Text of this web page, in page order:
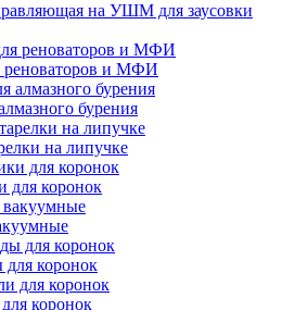
на УШМ для заусовки
реноваторов и МФИ
бурения
на липучке
для коронок
коронок
коронок